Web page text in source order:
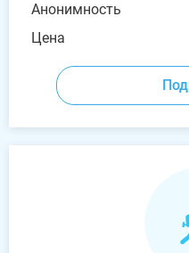
Анонимность
Цена